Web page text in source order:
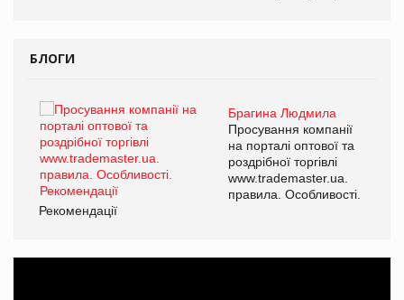
БЛОГИ
Брагина Людмила
Просування компанії
на порталі оптової та
роздрібної торгівлі
www.trademaster.ua.
правила. Особливості.
Рекомендації